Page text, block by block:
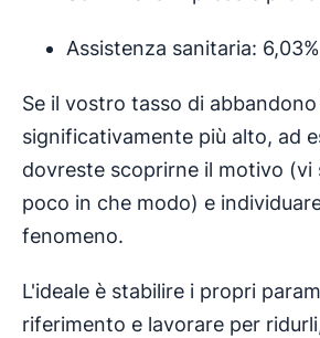
Assistenza sanitaria:
Se il vostro tasso di abbandono
significativamente più alto, ad
dovreste scoprirne il motivo (vi
poco in che modo) e
fenomeno.
L'ideale è stabilire i propri
riferimento e lavorare per